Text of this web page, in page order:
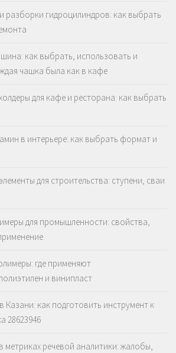
разборки гидроцилиндров: как выбрать
как выбрать, использовать и
чашка была как в кафе
для кафе и ресторана: как выбрать
в интерьере: как выбрать формат и
для строительства: ступени, сваи
для промышленности: свойства,
где применяют
и винипласт
Казани: как подготовить инструмент к
28623946
метриках речевой аналитики: жалобы,